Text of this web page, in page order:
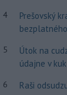
4
Prešovský
5
Útok na
údajne v
6 Raši